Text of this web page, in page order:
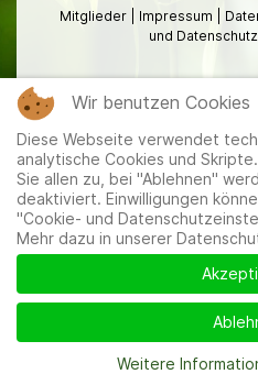
Mitglieder Impressum
und
Wir benutzen Cookies
Diese Webseite verwendet
analytische Cookies und
Sie allen zu, bei "Ablehnen"
deaktiviert. Einwilligungen
"Cookie- und
Mehr dazu in unserer
Weitere